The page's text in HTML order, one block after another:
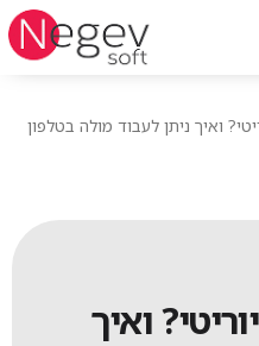
ואיך ניתן לעבוד מולה בטלפון
ואיך